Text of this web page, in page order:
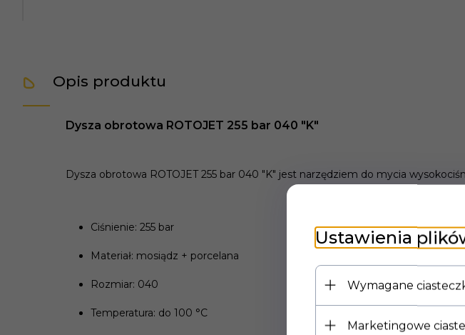
Opis produktu
Dysza obrotowa ROTOJET 255 bar 040 "K"
Dysza obrotowa ROTOJET 255 bar 040 "K" jest narzędziem do mycia
Ciśnienie: 255 bar
Materiał: mosiądz + porcelana
Rozmiar: 040
Temperatura: do 100 °C
Ustawienia
Wymagane
Marketingowe